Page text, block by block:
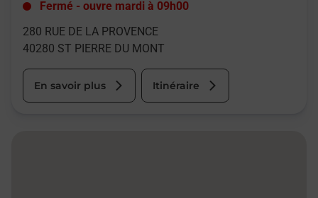
Fermé - ouvre mardi à 09h00
280 RUE DE LA PROVENCE
40280 ST PIERRE DU MONT
En savoir plus Itinéraire